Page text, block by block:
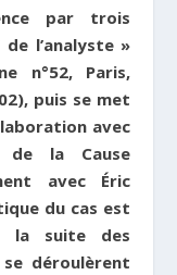
par trois
l’analyste »
n°52, Paris,
puis se met
avec
de la Cause
avec Éric
du cas est
la suite des
déroulèrent